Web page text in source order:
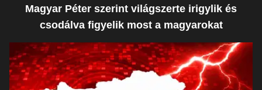
Magyar Péter szerint világszerte irigylik és
csodálva figyelik most a magyarokat